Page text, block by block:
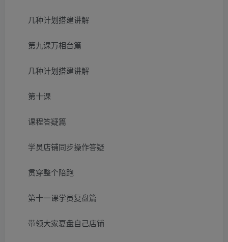
几种计划搭建讲解
第九课万相台篇
几种计划搭建讲解
第十课
课程答疑篇
学员店铺同步操作答疑
贯穿整个陪跑
第十一课学员复盘篇
带领大家夏盘自己店铺